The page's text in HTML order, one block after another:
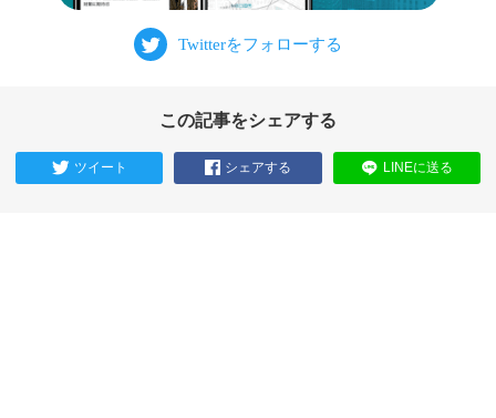
この記事をシェアする
ツイート シェアする LINEに送る